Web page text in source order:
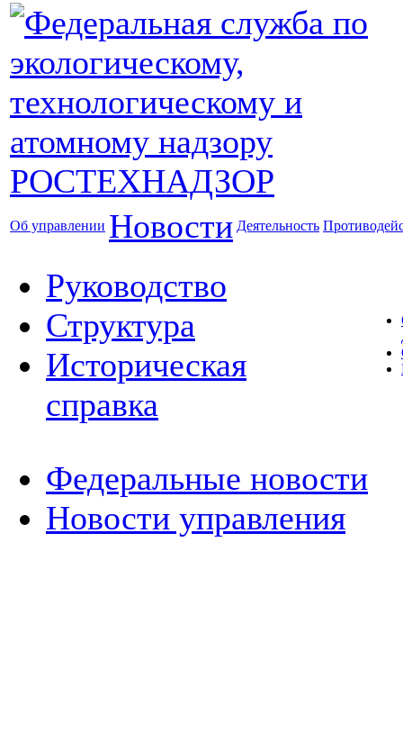
Об управлении Новости Деятельность
Руководство
Структура
Историческая
справка
Федеральные новости
Новости управления